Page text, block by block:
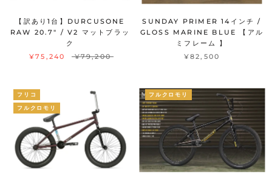
【訳あり1台】DURCUSONE
RAW 20.7" / V2 マットブラッ
ク
¥75,240
¥79,200
SUNDAY PRIMER 14インチ /
GLOSS MARINE BLUE 【アル
ミフレーム 】
¥82,500
フリコ
フルクロモリ
フルクロモリ